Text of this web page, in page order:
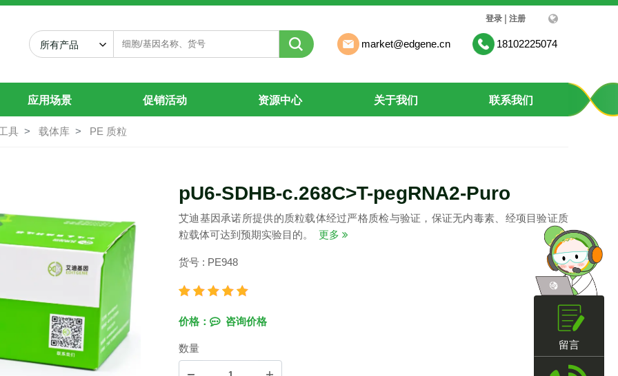
所有产品 market@edgene.cn 18102225074
登录 | 注册
应用场景 促销活动 资源中心 关于我们 联系我们
具 载体库 PE 质粒
pU6-SDHB-c.268C>T-pegRNA2-Puro
艾迪基因承诺所提供的质粒载体经过严格质检与验证，保证无内毒素、经项目验证质
粒载体可达到预期实验目的。
更多
货号 : PE948
价格： 咨询价格
数量 留言